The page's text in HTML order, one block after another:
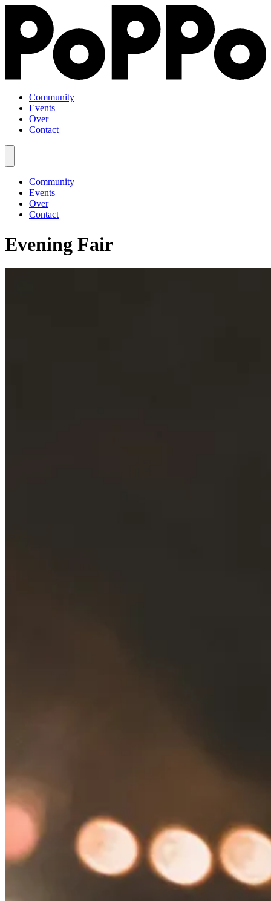
Community
Events
Over
Contact
Community
Events
Over
Contact
Evening Fair